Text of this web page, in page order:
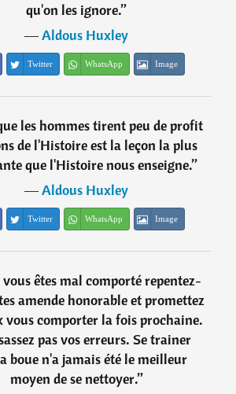
qu'on les ignore.”
―Aldous Huxley
Twitter WhatsApp Image
les hommes tirent peu de profit
de l'Histoire est la leçon la plus
que l'Histoire nous enseigne.”
―Aldous Huxley
Twitter WhatsApp Image
êtes mal comporté repentez-
amende honorable et promettez
vous comporter la fois prochaine.
pas vos erreurs. Se trainer
boue n'a jamais été le meilleur
moyen de se nettoyer.”